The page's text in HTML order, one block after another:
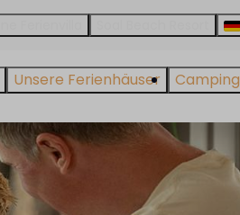
Unsere Ferienhäuser Camping